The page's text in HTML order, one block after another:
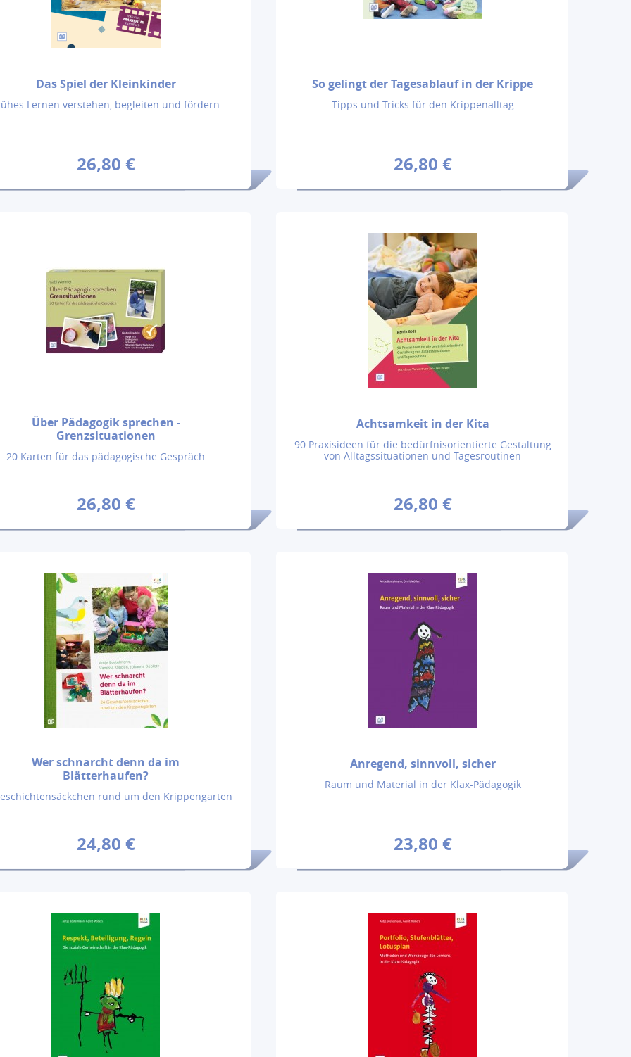
Das Spiel der Kleinkinder
Lernen verstehen, begleiten und fördern
26,80 €
So gelingt der Tagesablauf in der Krippe
Tipps und Tricks für den Krippenalltag
26,80 €
Über Pädagogik sprechen -
Grenzsituationen
20 Karten für das pädagogische Gespräch
26,80 €
Achtsamkeit in der Kita
90 Praxisideen für die bedürfnisorientierte Gestaltung
von Alltagssituationen und Tagesroutinen
26,80 €
Wer schnarcht denn da im
Blätterhaufen?
rund um den Krippengarten
24,80 €
Anregend, sinnvoll, sicher
Raum und Material in der Klax-Pädagogik
23,80 €